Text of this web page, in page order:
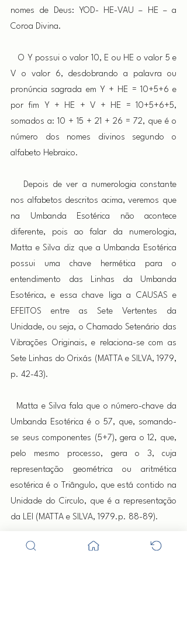
nomes de Deus: YOD- HE-VAU – HE – a
Coroa Divina.
   O Y possui o valor 10, E ou HE o valor 5 e
V o valor 6, desdobrando a palavra ou
pronúncia sagrada em Y + HE = 10+5+6 e
por fim Y + HE + V + HE = 10+5+6+5,
somados a: 10 + 15 + 21 + 26 = 72, que é o
número dos nomes divinos segundo o
alfabeto Hebraico.
nos alfabetos descritos acima, veremos que
na Umbanda Esotérica não acontece
diferente, pois ao falar da numerologia,
Matta e Silva diz que a Umbanda Esotérica
possui uma chave hermética para o
entendimento das Linhas da Umbanda
Esotérica, e essa chave liga a CAUSAS e
EFEITOS entre as Sete Vertentes da
Unidade, ou seja, o Chamado Setenário das
Vibrações Originais, e relaciona-se com as
Sete Linhas do Orixás (MATTA e SILVA, 1979,
p. 42-43).
Umbanda Esotérica é o 57, que, somando-
se seus componentes (5+7), gera o 12, que,
pelo mesmo processo, gera o 3, cuja
representação geométrica ou aritmética
esotérica é o Triângulo, que está contido na
Unidade do Circulo, que é a representação
da LEI (MATTA e SILVA, 1979.p. 88-89).